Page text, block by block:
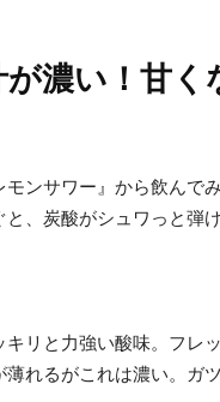
が濃い！甘
ンサワー』から飲んで
、炭酸がシュワっと弾け
リと力強い酸味。フレ
れるがこれは濃い。ガ